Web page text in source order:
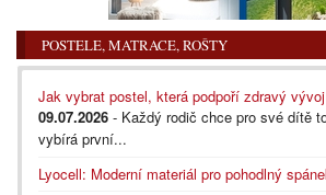
POSTELE, MATRACE, ROŠTY
Jak vybrat postel, která podpoří zdravý
09.07.2026 - Každý rodič chce pro své dítě
vybírá první...
Lyocell: Moderní materiál pro pohodlný